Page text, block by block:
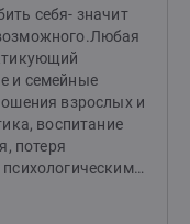
часть запросов
которые
на
бесплатно.
друг другу.
себя- значит
и семейные
взрослых и
воспитание
потеря